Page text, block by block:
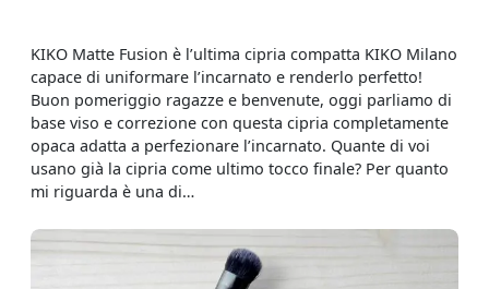
KIKO Matte Fusion è l’ultima cipria compatta KIKO Milano
capace di uniformare l’incarnato e renderlo perfetto!
Buon pomeriggio ragazze e benvenute, oggi parliamo di
base viso e correzione con questa cipria completamente
opaca adatta a perfezionare l’incarnato. Quante di voi
usano già la cipria come ultimo tocco finale? Per quanto
mi riguarda è una di…